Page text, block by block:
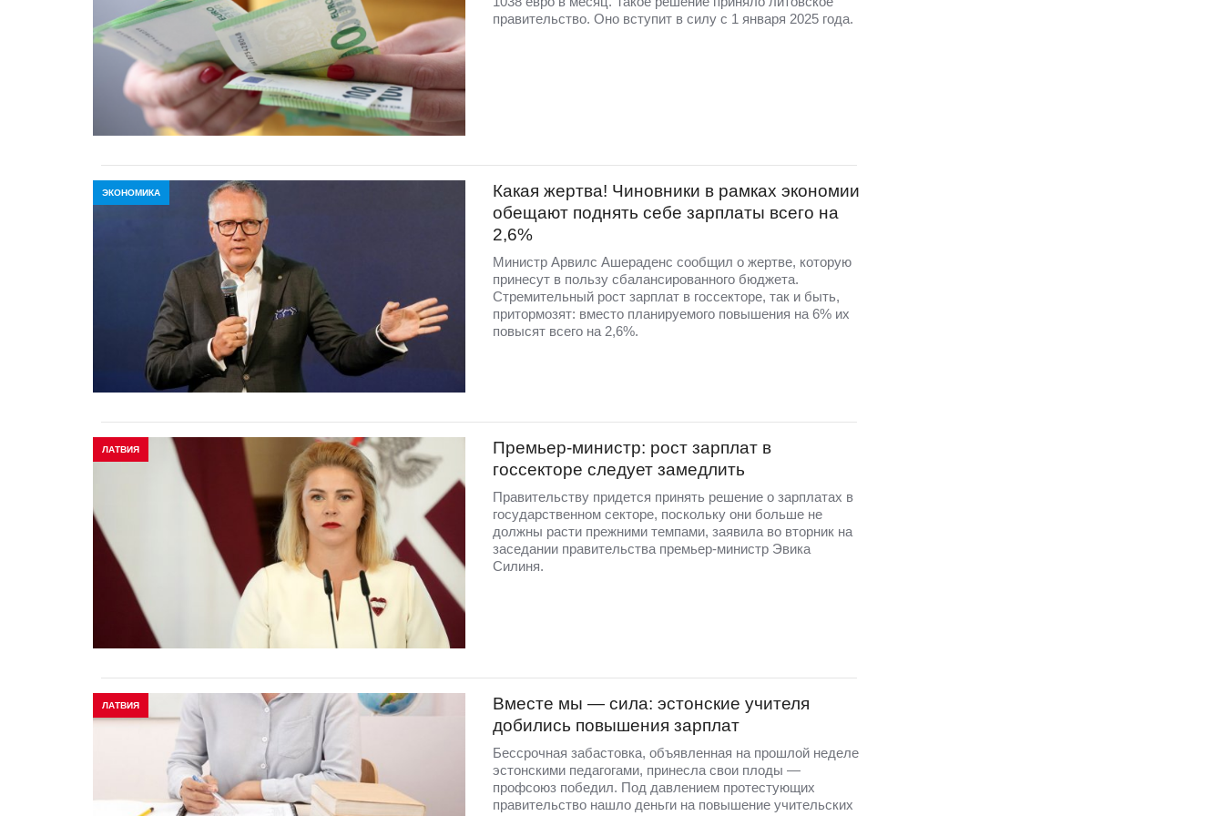
правительство. Оно вступит в силу с 1 января 2025 года.
ЭКОНОМИКА
Какая жертва! Чиновники в рамках экономии
обещают поднять себе зарплаты всего на
2,6%
Министр Арвилс Ашераденс сообщил о жертве, которую
принесут в пользу сбалансированного бюджета.
Стремительный рост зарплат в госсекторе, так и быть,
притормозят: вместо планируемого повышения на 6% их
повысят всего на 2,6%.
ЛАТВИЯ
Премьер-министр: рост зарплат в
госсекторе следует замедлить
Правительству придется принять решение о зарплатах в
государственном секторе, поскольку они больше не
должны расти прежними темпами, заявила во вторник на
заседании правительства премьер-министр Эвика
Силиня.
ЛАТВИЯ
Вместе мы — сила: эстонские учителя
добились повышения зарплат
Бессрочная забастовка, объявленная на прошлой неделе
эстонскими педагогами, принесла свои плоды —
профсоюз победил. Под давлением протестующих
правительство нашло деньги на повышение учительских